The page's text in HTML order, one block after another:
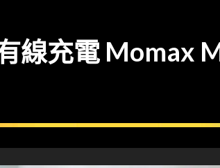
充電 Momax